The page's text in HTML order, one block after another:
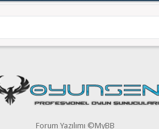
Forum Yazılımı ©MyBB